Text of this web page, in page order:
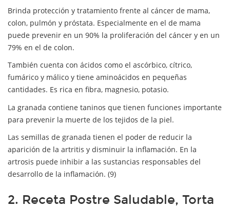
Brinda protección y tratamiento frente al cáncer de mama,
colon, pulmón y próstata. Especialmente en el de mama
puede prevenir en un 90% la proliferación del cáncer y en un
79% en el de colon.
También cuenta con ácidos como el ascórbico, cítrico,
fumárico y málico y tiene aminoácidos en pequeñas
cantidades. Es rica en fibra, magnesio, potasio.
La granada contiene taninos que tienen funciones importante
para prevenir la muerte de los tejidos de la piel.
Las semillas de granada tienen el poder de reducir la
aparición de la artritis y disminuir la inflamación. En la
artrosis puede inhibir a las sustancias responsables del
desarrollo de la inflamación. (9)
2. Receta Postre Saludable, Torta